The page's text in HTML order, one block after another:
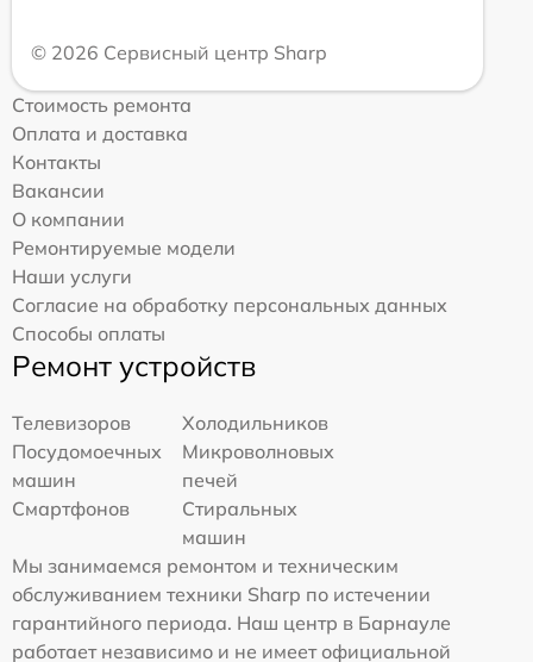
© 2026 Сервисный центр Sharp
Стоимость ремонта
Оплата и доставка
Контакты
Вакансии
О компании
Ремонтируемые модели
Наши услуги
Согласие на обработку персональных данных
Способы оплаты
Ремонт устройств
Телевизоров
Холодильников
Посудомоечных
машин
Микроволновых
печей
Смартфонов
Стиральных
машин
Мы занимаемся ремонтом и техническим
обслуживанием техники Sharp по истечении
гарантийного периода. Наш центр в Барнауле
работает независимо и не имеет официальной